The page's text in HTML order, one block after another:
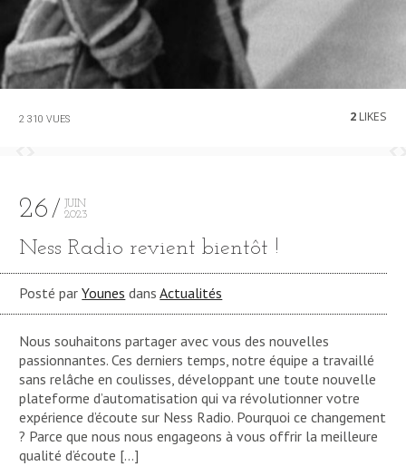
2 310 VUES 2LIKES
26
JUIN
2023
Ness Radio revient bientôt !
Posté parYounes dansActualités
Nous souhaitons partager avec vous des nouvelles
passionnantes. Ces derniers temps, notre équipe a travaillé
sans relâche en coulisses, développant une toute nouvelle
plateforme d’automatisation qui va révolutionner votre
expérience d’écoute sur Ness Radio. Pourquoi ce changement
? Parce que nous nous engageons à vous offrir la meilleure
qualité d’écoute […]